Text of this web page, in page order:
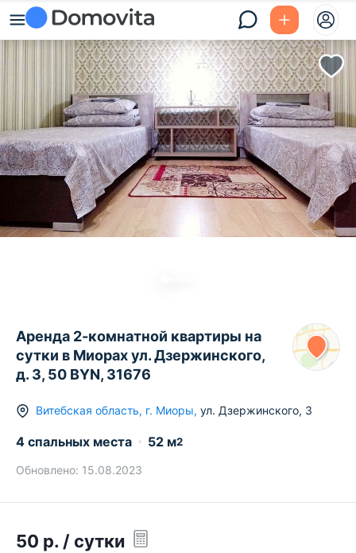
Аренда 2-комнатной квартиры на
сутки в Миорах ул. Дзержинского,
д. 3, 50 BYN, 31676
Витебская область, г. Миоры, ул. Дзержинского, 3
4 спальных места 52 м2
Обновлено: 15.08.2023
50 р. / сутки